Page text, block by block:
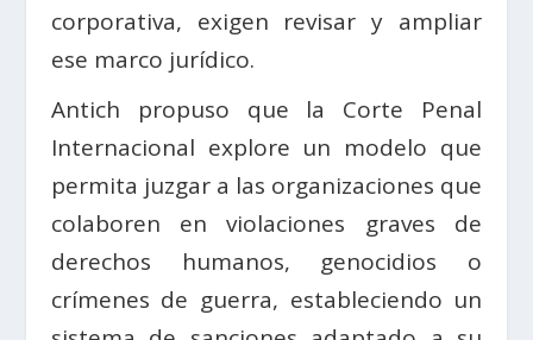
corporativa, exigen revisar y ampliar
ese marco jurídico.
Antich propuso que la Corte Penal
Internacional explore un modelo que
permita juzgar a las organizaciones que
colaboren en violaciones graves de
derechos humanos, genocidios o
crímenes de guerra, estableciendo un